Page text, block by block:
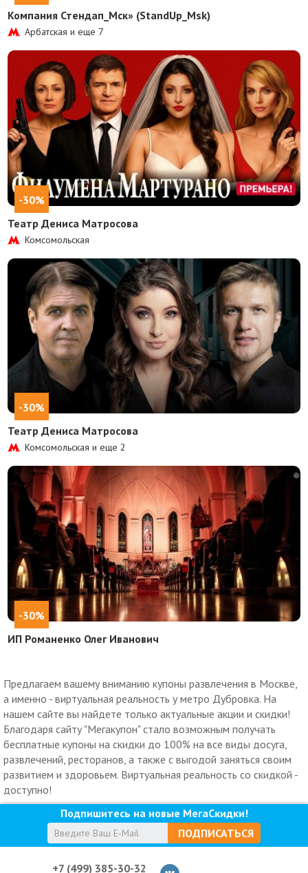
Компания Стендап_Мск» (StandUp_Msk)
Арбатская и еще 7
-30%
Театр Дениса Матросова
Комсомольская
-30%
Театр Дениса Матросова
Комсомольская и еще2
-30%
ИП Романенко Олег Иванович
Предлагаем вашему вниманию купоны развлечения в Москве,
а именно - виртуальная реальность у метро Дубровка. На
нашем сайте вы найдете только актуальные акции и скидки!
Благодаря сайту "Мегакупон" стало возможным получать
бесплатные купоны на скидки до 100% на все виды досуга,
развлечений, ресторанов, а также с выгодой заняться своим
развитием и здоровьем. Виртуальная реальность со скидкой -
доступно!
Подпишитесь на новые МегаСкидки!
ПОДПИСАТЬСЯ
+7 (499) 385-30-32